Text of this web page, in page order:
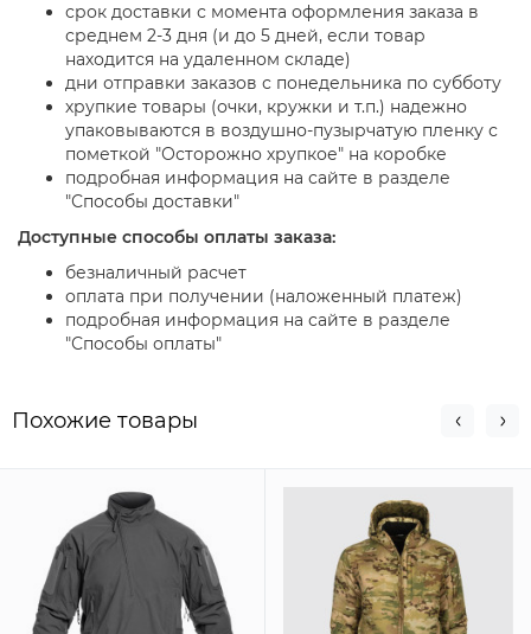
срок доставки с момента оформления заказа в
среднем 2-3 дня (и до 5 дней, если товар
находится на удаленном складе)
дни отправки заказов с понедельника по субботу
хрупкие товары (очки, кружки и т.п.) надежно
упаковываются в воздушно-пузырчатую пленку с
пометкой "Осторожно хрупкое" на коробке
подробная информация на сайте в разделе
"Способы доставки"
Доступные способы оплаты заказа:
безналичный расчет
оплата при получении (наложенный платеж)
подробная информация на сайте в разделе
"Способы оплаты"
Похожие товары